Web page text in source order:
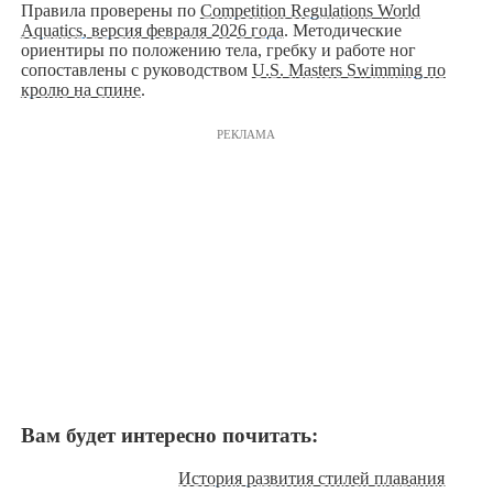
Правила проверены по Competition Regulations World
Aquatics, версия февраля 2026 года. Методические
ориентиры по положению тела, гребку и работе ног
сопоставлены с руководством U.S. Masters Swimming по
кролю на спине.
РЕКЛАМА
Вам будет интересно почитать:
История развития стилей плавания